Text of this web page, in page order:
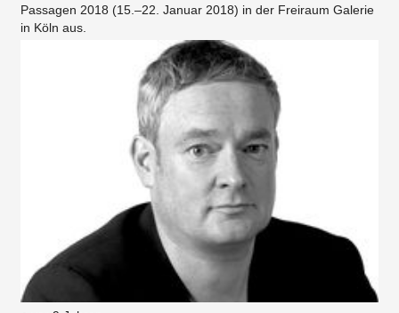
Passagen 2018 (15.–22. Januar 2018) in der Freiraum Galerie
in Köln aus.